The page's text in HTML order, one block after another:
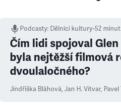
Podcasty: Dělníci kultury•52 minut
Čím lidi spojoval
byla nejtěžší filmová
dvoulaločného?
Jindřiška Bláhová, Jan H. Vitvar,